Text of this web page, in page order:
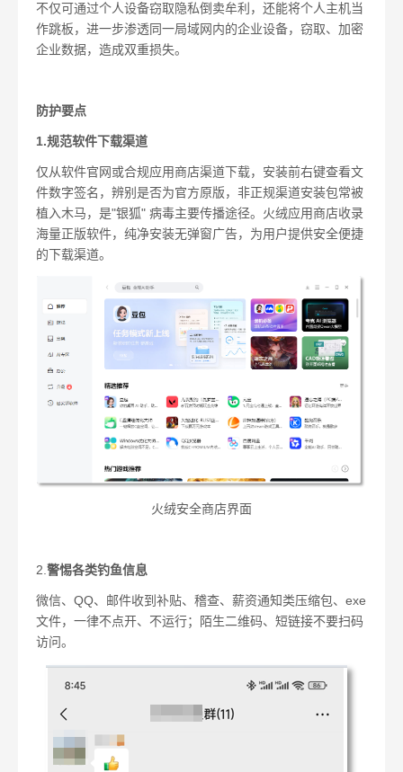
不仅可通过个人设备窃取隐私倒卖牟利，还能将个人主机当
作跳板，进一步渗透同一局域网内的企业设备，窃取、加密
企业数据，造成双重损失。
防护要点
1.规范软件下载渠道
仅从软件官网或合规应用商店渠道下载，安装前右键查看文
件数字签名，辨别是否为官方原版，非正规渠道安装包常被
植入木马，是"银狐" 病毒主要传播途径。火绒应用商店收录
海量正版软件，纯净安装无弹窗广告，为用户提供安全便捷
的下载渠道。
火绒安全商店界面
2.警惕各类钓鱼信息
微信、QQ、邮件收到补贴、稽查、薪资通知类压缩包、exe
文件，一律不点开、不运行；陌生二维码、短链接不要扫码
访问。